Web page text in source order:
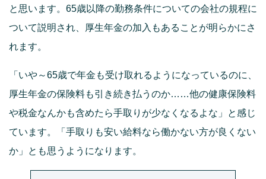
と思います。65歳以降の勤務条件についての会社の規程に
ついて説明され、厚生年金の加入もあることが明らかにさ
れます。
「いや～65歳で年金も受け取れるようになっているのに、
厚生年金の保険料も引き続き払うのか……他の健康保険料
や税金なんかも含めたら手取りが少なくなるよな」と感じ
ています。「手取りも安い給料なら働かない方が良くない
か」とも思うようになります。